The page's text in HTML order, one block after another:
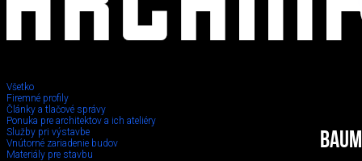
Všetko
Firemné profily
Články a tlačové správy
Ponuka pre architektov a ich ateliéry
Služby pri výstavbe
Vnútorné zariadenie budov
Materiály pre stavbu